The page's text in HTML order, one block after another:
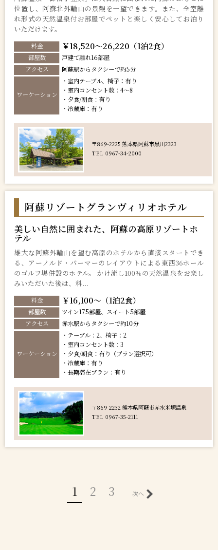
位置し、阿蘇北外輪山の景観を一望できます。また、全室離
れ形式の天然温泉付お部屋でペットと楽しく安心してお泊り
いただけます。
料金 ￥18,520～26,220（1泊2食）
部屋数
戸建て離れ16部屋
アクセス
阿蘇駅からタクシーで約5分
ワーケーション
・室内テーブル、椅子：有り
・室内コンセント数：4～8
・夕食/朝食：有り
・冷蔵庫：有り
〒869-2225 熊本県阿蘇市黒川2323
TEL 0967-34-2000
阿蘇リゾートグランヴィリオホテル
美しい自然に囲まれた、阿蘇の高原リゾートホ
テル
雄大な阿蘇外輪山を望む高原のホテルから直接スタートでき
る、アーノルド・パーマーのレイアウトによる東西36ホール
のゴルフ場併設のホテル。 かけ流し100％の天然温泉をお楽し
みいただいた後は、料...
料金 ￥16,100～（1泊2食）
部屋数
ツイン175部屋、スイート5部屋
アクセス
赤水駅からタクシーで約10分
ワーケーション
・テーブル：2、椅子：2
・室内コンセント数：3
・夕食/朝食：有り（プラン選択可）
・冷蔵庫：有り
・長期滞在プラン：有り
〒869-2232 熊本県阿蘇市赤水米塚温泉
TEL 0967-35-2111
1 2 3 次へ